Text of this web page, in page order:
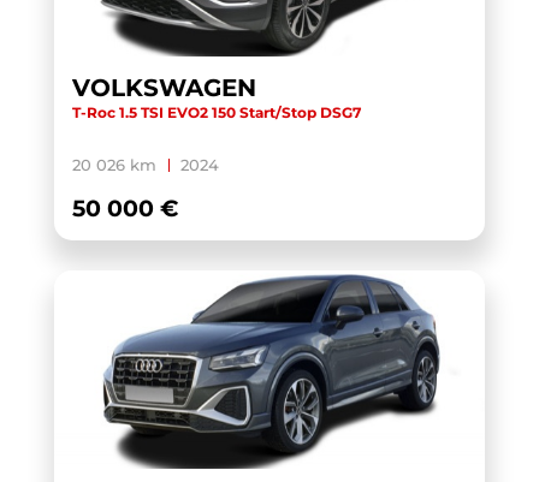
TOURAN BUSINESS (1)
TRANSIT CUSTOM CABINE APPROFONDIE
TRANSIT CUSTOM FOURGON (1)
TRANSPORTER 6.1 VAN
(1)
WRANGLER (1)
X-TRAIL (1)
X1 F48 LCI (1)
(1)
VOLKSWAGEN
T-Roc 1.5 TSI EVO2 150 Start/Stop DSG7
20 026 km 2024
50 000 €